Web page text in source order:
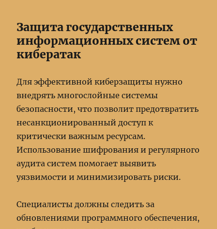
Защита государственных
информационных систем от
кибератак
Для эффективной киберзащиты нужно
внедрять многослойные системы
безопасности, что позволит предотвратить
несанкционированный доступ к
критически важным ресурсам.
Использование шифрования и регулярного
аудита систем помогает выявить
уязвимости и минимизировать риски.
Специалисты должны следить за
обновлениями программного обеспечения,